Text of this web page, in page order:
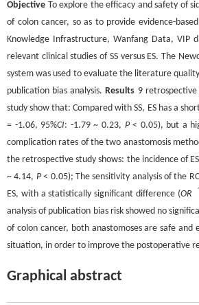
Objective To explore the efficacy and safety of
of colon cancer, so as to provide evidence-
Knowledge Infrastructure, Wanfang Data, VIP
relevant clinical studies of SS versus ES. The
system was used to evaluate the literature
publication bias analysis.Results 9
study show that: Compared with SS, ES has a
= -1.06, 95%CI: -1.79 ~ 0.23, P< 0.05), but a
complication rates of the two anastomosis
the retrospective study shows: the incidence of
~ 4.14, P< 0.05); The sensitivity analysis of the
ES, with a statistically significant difference (OR＾
analysis of publication bias risk showed no
of colon cancer, both anastomoses are safe
situation, in order to improve the postoperative
Graphical abstract